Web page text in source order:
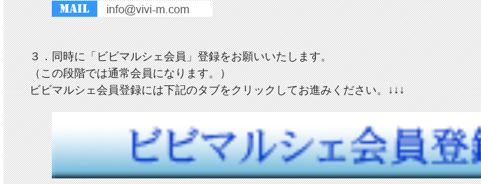
３．同時に「ビビマルシェ会員」登録をお願いいたします。
（この段階では通常会員になります。）
ビビマルシェ会員登録には下記のタブをクリックしてお進みください。↓↓↓